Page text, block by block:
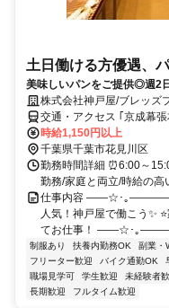
土日働ける方優遇、
美味しいパンをご提供◎週2
株式会社神戸屋/ブレッズ
交通・アクセス ｢京成幕
時給1,150円以上
千葉県千葉市花見川区
勤務時間詳細 ⏰6:00～
勤務/家庭と両立/時給の
仕事内容 ――☆･｡
人気！神戸屋で働こう✨
てお仕事！ ――☆･｡
制服あり 扶養内勤務OK 副業・
フリーター歓迎
バイク通勤OK
職場見学可
学生歓迎 未経験者
長期歓迎
フルタイム歓迎